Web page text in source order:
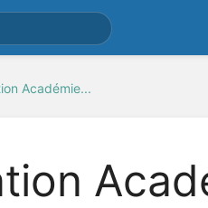
Académie...